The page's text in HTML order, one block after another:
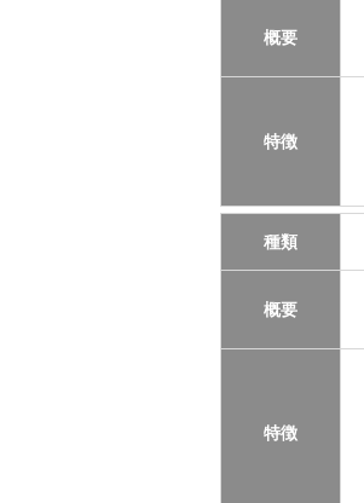
概要
特徴
種類
概要
特徴